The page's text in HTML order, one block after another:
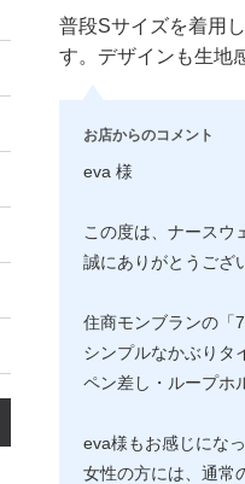
普段Sサイズを着用
す。デザインも生地
お店からのコメント
eva 様
この度は、ナースウ
誠にありがとうござ
住商モンブランの
シンプルなかぶりタ
ペン差し・ループホ
eva様もお感じにな
女性の方には、通常